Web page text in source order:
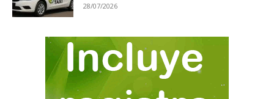
28/07/2026